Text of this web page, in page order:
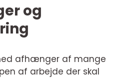
og
afhænger af mange
af arbejde der skal